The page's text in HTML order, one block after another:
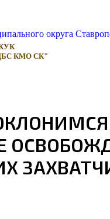
КМО СК"